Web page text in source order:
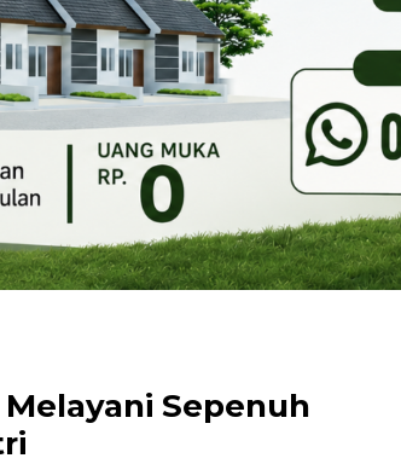
Sepenuh